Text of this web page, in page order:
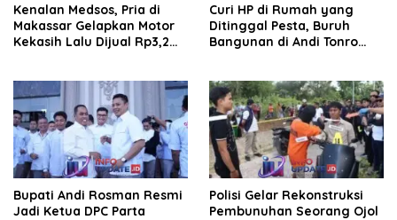
Kenalan Medsos, Pria di
Makassar Gelapkan Motor
Kekasih Lalu Dijual Rp3,2
Curi HP di Rumah yang
Ditinggal Pesta, Buruh
Bangunan di Andi Tonro
Bupati Andi Rosman Resmi
Jadi Ketua DPC Parta
Polisi Gelar Rekonstruksi
Pembunuhan Seorang Ojol